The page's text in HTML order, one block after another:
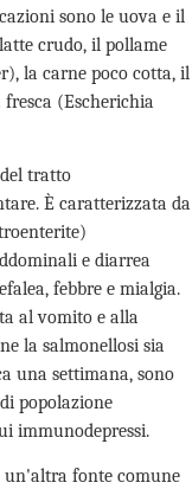
sono le uova e il
crudo, il pollame
la carne poco cotta, il
(Escherichia
tratto
È caratterizzata da
e diarrea
febbre e mialgia.
al vomito e alla
la salmonellosi sia
una settimana, sono
popolazione
immunodepressi.
un'altra fonte comune